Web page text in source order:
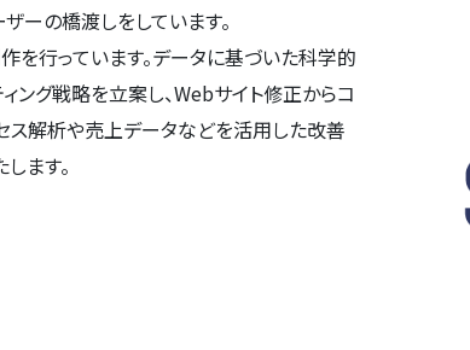
ーの橋渡しをしています。
を行っています。データに基づいた科学的
グ戦略を立案し、Webサイト修正からコ
ス解析や売上データなどを活用した改善
ます。